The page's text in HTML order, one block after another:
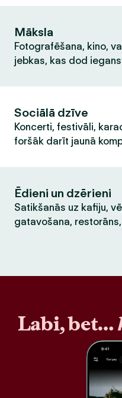
Māksla
Fotografēšana, kino,
jebkas, kas dod
Sociālā dzīve
Koncerti, festivāli,
foršāk darīt jaunā
Ēdieni un dzērieni
Satikšanās uz kafiju,
gatavošana,
Labi, bet…